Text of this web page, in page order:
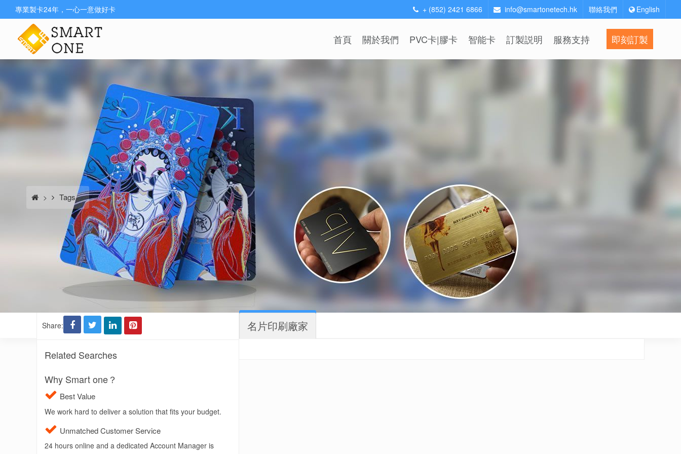
專業製卡24年，一心一意做好卡 + (852) 2421 6866 info@smartonetech.hk 聯絡我們 English
首頁 關於我們 PVC卡|膠卡 智能卡 訂製説明 服務支持 即刻訂製
> Tags >
Share:
Related Searches
Why Smart one？
Best Value
We work hard to deliver a solution that fits your budget.
Unmatched Customer Service
24 hours online and a dedicated Account Manager is
名片印刷廠家